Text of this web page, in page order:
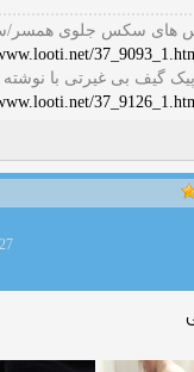
های سکس جلوی همسر/
گیف بی غیرتی با